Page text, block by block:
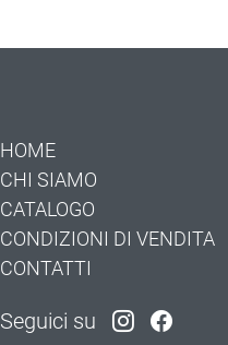
HOME
CHI SIAMO
CATALOGO
CONDIZIONI DI VENDITA
CONTATTI
Seguici su